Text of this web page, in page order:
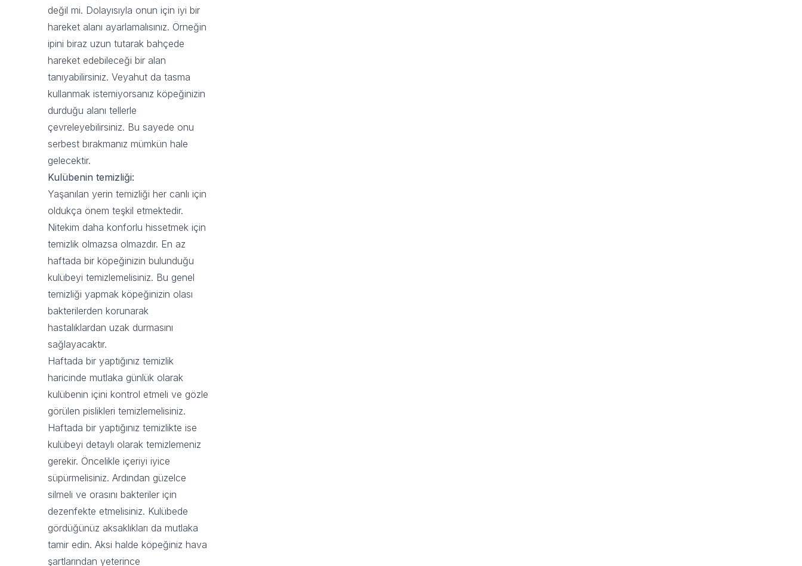
değil mi. Dolayısıyla onun için iyi bir
hareket alanı ayarlamalısınız. Örneğin
ipini biraz uzun tutarak bahçede
hareket edebileceği bir alan
tanıyabilirsiniz. Veyahut da tasma
kullanmak istemiyorsanız köpeğinizin
durduğu alanı tellerle
çevreleyebilirsiniz. Bu sayede onu
serbest bırakmanız mümkün hale
gelecektir.
Kulübenin temizliği:
Yaşanılan yerin temizliği her canlı için
oldukça önem teşkil etmektedir.
Nitekim daha konforlu hissetmek için
temizlik olmazsa olmazdır. En az
haftada bir köpeğinizin bulunduğu
kulübeyi temizlemelisiniz. Bu genel
temizliği yapmak köpeğinizin olası
bakterilerden korunarak
hastalıklardan uzak durmasını
sağlayacaktır.
Haftada bir yaptığınız temizlik
haricinde mutlaka günlük olarak
kulübenin içini kontrol etmeli ve gözle
görülen pislikleri temizlemelisiniz.
Haftada bir yaptığınız temizlikte ise
kulübeyi detaylı olarak temizlemeniz
gerekir. Öncelikle içeriyi iyice
süpürmelisiniz. Ardından güzelce
silmeli ve orasını bakteriler için
dezenfekte etmelisiniz. Kulübede
gördüğünüz aksaklıkları da mutlaka
tamir edin. Aksi halde köpeğiniz hava
şartlarından yeterince